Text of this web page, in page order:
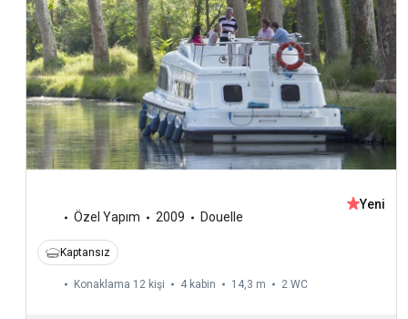
Özel Yapım 2009 Douelle
Yeni
Kaptansız
Konaklama 12 kişi 4 kabin 14,3 m 2 WC